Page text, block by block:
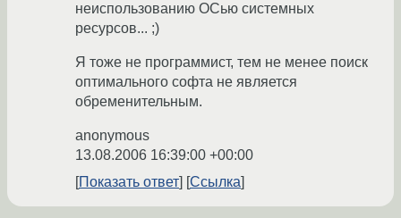
неиспользованию ОСью системных
ресурсов... ;)
Я тоже не программист, тем не менее поиск
оптимального софта не является
обременительным.
anonymous
13.08.2006 16:39:00 +00:00
Показать ответ
Ссылка